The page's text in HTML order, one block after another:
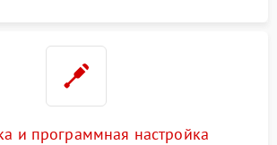
и программная настройка